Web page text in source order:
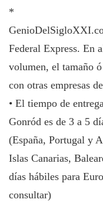
*
Federal Express. En
volumen, el tamaño
con otras empresas
• El tiempo de
Gonród es de 3 a 5
(España, Portugal y
Islas Canarias,
días hábiles para
consultar)